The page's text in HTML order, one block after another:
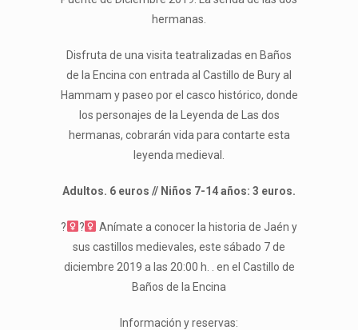
hermanas.
Disfruta de una visita teatralizadas en Baños
de la Encina con entrada al Castillo de Bury al
Hammam y paseo por el casco histórico, donde
los personajes de la Leyenda de Las dos
hermanas, cobrarán vida para contarte esta
leyenda medieval.
Adultos. 6 euros // Niños 7-14 años: 3 euros.
?‍ ?‍
Anímate a conocer la historia de Jaén y
sus castillos medievales, este sábado 7 de
diciembre 2019 a las 20:00 h. . en el Castillo de
Baños de la Encina
Información y reservas: